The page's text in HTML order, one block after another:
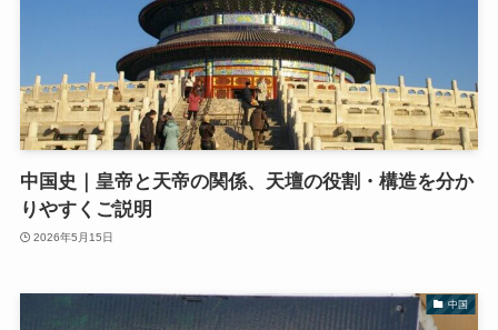
中国史｜皇帝と天帝の関係、天壇の役割・構造を分か
りやすくご説明
2026年5月15日
中国